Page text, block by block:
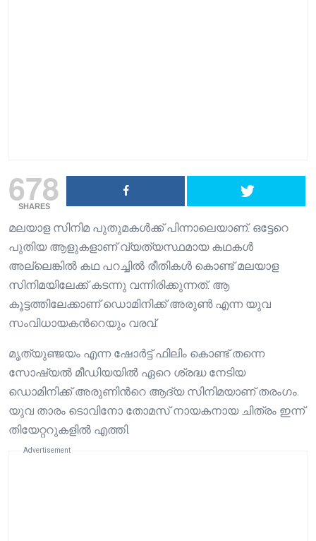
678
SHARES
മലയാള സിനിമ പുതുമകള്‍ക്ക് പിന്നാലെയാണ്. ഒട്ടേറെ
പുതിയ ആളുകളാണ് വ്യത്യസ്ഥമായ കഥകള്‍
അല്ലെങ്കില്‍ കഥ പറച്ചില്‍ രീതികള്‍ കൊണ്ട് മലയാള
സിനിമയിലേക്ക് കടന്നു വന്നിരിക്കുന്നത്. ആ
കൂട്ടത്തിലേക്കാണ് ഡൊമിനിക്ക് അരുണ്‍ എന്ന യുവ
സംവിധായകന്‍റെയും വരവ്.
മൃത്യുഞ്ജയം എന്ന ഷോര്‍ട്ട് ഫിലിം കൊണ്ട് തന്നെ
സോഷ്യല്‍ മീഡിയയില്‍ ഏറെ ശ്രദ്ധ നേടിയ
ഡൊമിനിക്ക് അരുണിന്‍റെ ആദ്യ സിനിമയാണ് തരംഗം.
യുവ താരം ടൊവിനോ തോമസ് നായകനായ ചിത്രം ഇന്ന്‍
തിയേറ്ററുകളില്‍ എത്തി.
Advertisement